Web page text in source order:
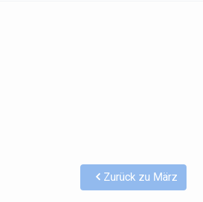
Zurück zu März